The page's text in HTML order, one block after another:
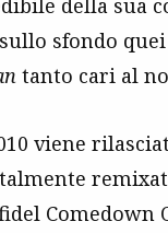
sfondo
tanto cari al
viene
Comedown